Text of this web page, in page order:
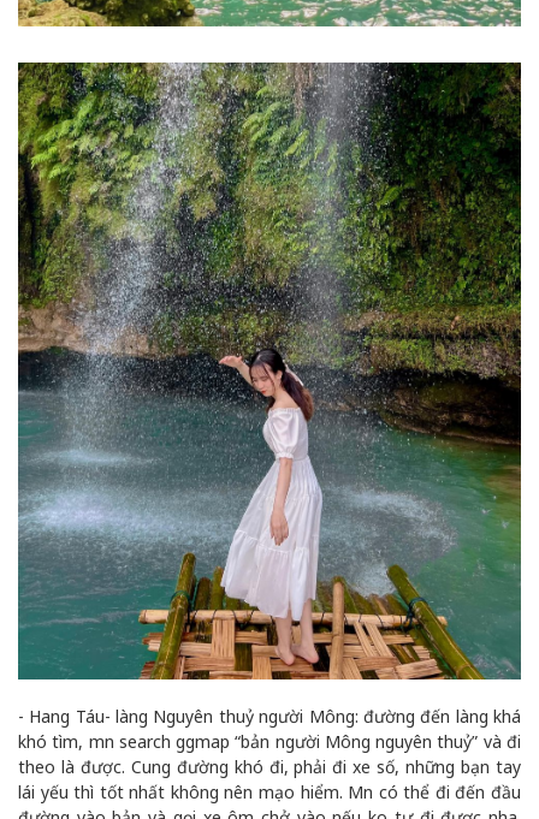
- Hang Táu- làng Nguyên thuỷ người Mông: đường đến làng khá
khó tìm, mn search ggmap “bản người Mông nguyên thuỷ” và đi
theo là được. Cung đường khó đi, phải đi xe số, những bạn tay
lái yếu thì tốt nhất không nên mạo hiểm. Mn có thể đi đến đầu